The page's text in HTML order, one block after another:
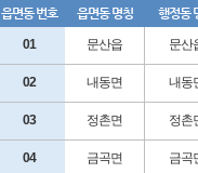
읍면동 번호 읍면동 명칭 행정동
01 문산읍 문산
02 내동면 내동
03 정촌면 정촌
04 금곡면 금곡